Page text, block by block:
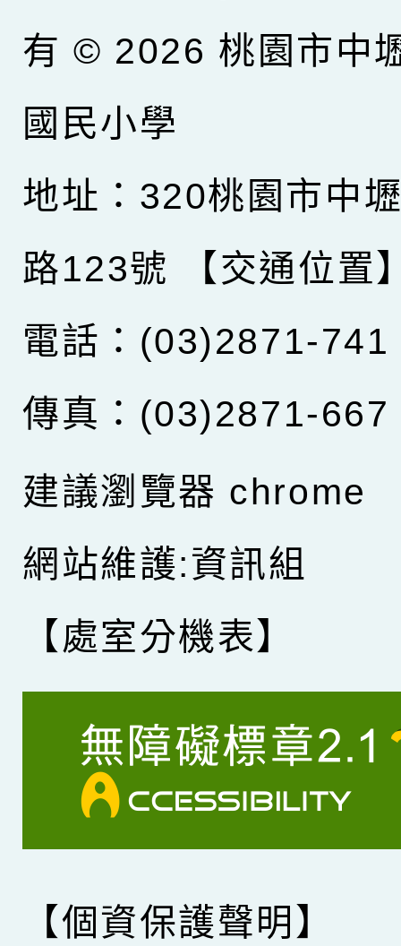
有 © 2026 桃園市中
國民小學
地址：320桃園市中
路123號
【交通位置
電話：(03)2871-741
傳真：(03)2871-667
建議瀏覽器 chrome
網站維護:資訊組
【處室分機表】
【個資保護聲明】